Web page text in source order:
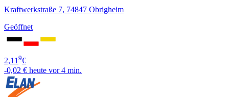
Kraftwerkstraße 7, 74847 Obrigheim
Geöffnet
2,119€
-0,02 € heute vor 4 min.